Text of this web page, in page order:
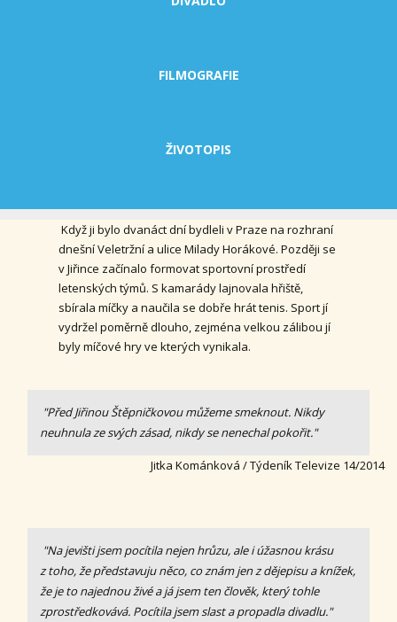
FILMOGRAFIE
ŽIVOTOPIS
Když ji bylo dvanáct dní bydleli v Praze na rozhraní
dnešní Veletržní a ulice Milady Horákové. Později se
v Jiřince začínalo formovat sportovní prostředí
letenských týmů. S kamarády lajnovala hřiště,
sbírala míčky a naučila se dobře hrát tenis. Sport jí
vydržel poměrně dlouho, zejména velkou zálibou jí
byly míčové hry ve kterých vynikala.
"Před Jiřinou Štěpničkovou můžeme smeknout. Nikdy
neuhnula ze svých zásad, nikdy se nenechal pokořit."
Jitka Kománková / Týdeník Televize 14/2014
"Na jevišti jsem pocítila nejen hrůzu, ale i úžasnou krásu
z toho, že představuju něco, co znám jen z dějepisu a knížek,
že je to najednou živé a já jsem ten člověk, který tohle
zprostředkovává. Pocítila jsem slast a propadla divadlu."